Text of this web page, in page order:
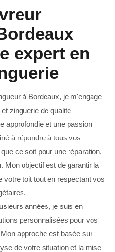
expert en
à Bordeaux, je m'engage
zinguerie de qualité
approfondie et une passion
à répondre à tous vos
ce soit pour une réparation,
Mon objectif est de garantir la
votre toit tout en respectant vos
années, je suis en
personnalisées pour vos
approche est basée sur
de votre situation et la mise